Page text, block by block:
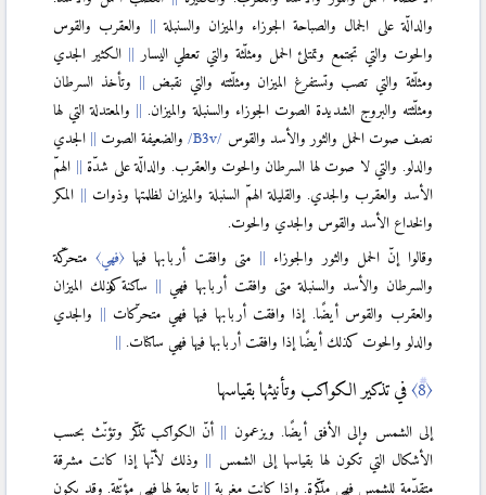
والدالّة على الجمال والصباحة الجوزاء والميزان والسنبلة
والعقرب والقوس
والحوت والتي تجتمع وتمتلئ الحمل ومثلّثة والتي تعطي اليسار
الكثير الجدي
ومثلّثة والتي تصب وتستفرغ الميزان ومثلّثته والتي نقبض
وتأخذ السرطان
ومثلّثته والبروج الشديدة الصوت الجوزاء والسنبلة والميزان.
والمعتدلة التي لها
نصف صوت الحمل والثور والأسد والقوس
والضعيفة الصوت
الجدي
والدلو. والتي لا صوت لها السرطان والحوت والعقرب. والدالّة على شدّة
الهمّ
الأسد والعقرب والجدي. والقليلة الهمّ السنبلة والميزان لظلمتها وذوات
المكر
والخداع الأسد والقوس والجدي والحوت.
وقالوا إنّ الحمل والثور والجوزاء
متى وافقت أربابها فيها〈فهي〉 متحرّكة
والسرطان والأسد والسنبلة متى وافقت أربابها فهي
ساكنة وكذلك الميزان
والعقرب والقوس أيضًا. إذا وافقت أربابها فيها فهي متحرّكات
والجدي
والدلو والحوت كذلك أيضًا إذا وافقت أربابها فيها فهي ساكنات.
〈8〉 في تذكير الكواكب وتأنيثها بقياسها
إلى الشمس وإلى الأفق أيضًا. ويزعمون
أنّ الكواكب تذکّر وتؤنّث بحسب
الأشكال التي تكون لها بقياسها إلى الشمس
وذلك لأنّها إذا كانت مشرقة
متقدّمة للشمس فهي مذكّرة. وإذا كانت مغربة
تابعة لها فهي مؤنّثة. وقد يكون